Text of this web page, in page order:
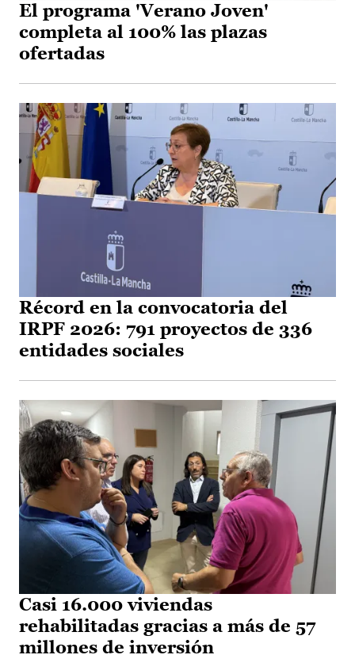
El programa 'Verano Joven'
completa al 100% las plazas
ofertadas
Récord en la convocatoria del
IRPF 2026: 791 proyectos de 336
entidades sociales
Casi 16.000 viviendas
rehabilitadas gracias a más de 57
millones de inversión